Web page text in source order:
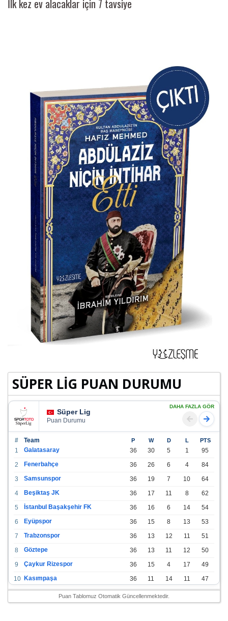
İlk kez ev alacaklar için 7 tavsiye
SÜPER LİG PUAN DURUMU
Süper Lig
Puan Durumu
DAHA FAZLA GÖR
# Team P W D L PTS
1 Galatasaray 36 30 5 1
95
2
Fenerbahçe 36 26 6 4
84
3
Samsunspor 36 19 7 10
64
4
Beşiktaş JK 36 17 11 8
62
5
İstanbul Başakşehir FK 36 16 6 14
54
6
Eyüpspor 36 15 8 13
53
7
Trabzonspor 36 13 12 11
51
8
Göztepe 36 13 11 12
50
9
Çaykur Rizespor 36 15 4 17
49
10 Kasımpaşa 36 11 14 11
47
11 Konyaspor 36 13 7 16
46
Puan Tablomuz Otomatik Güncellenmektedir.